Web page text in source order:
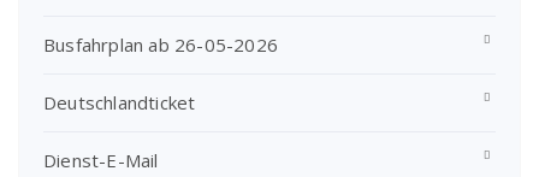
Busfahrplan ab 26-05-2026
Deutschlandticket
Dienst-E-Mail